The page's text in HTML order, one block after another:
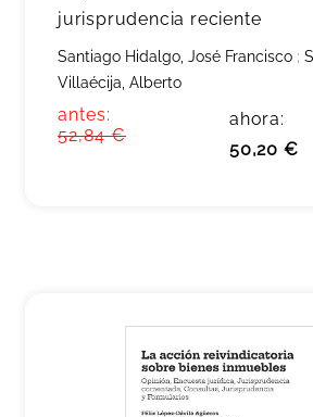
jurisprudencia reciente
Santiago Hidalgo, José Francisco ;
Villaécija, Alberto
antes:
52,84 €
ahora:
50,20 €